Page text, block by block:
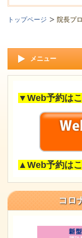
トップページ 院長プ
メニュー
▼Web予約は
▲Web予約は
コロ